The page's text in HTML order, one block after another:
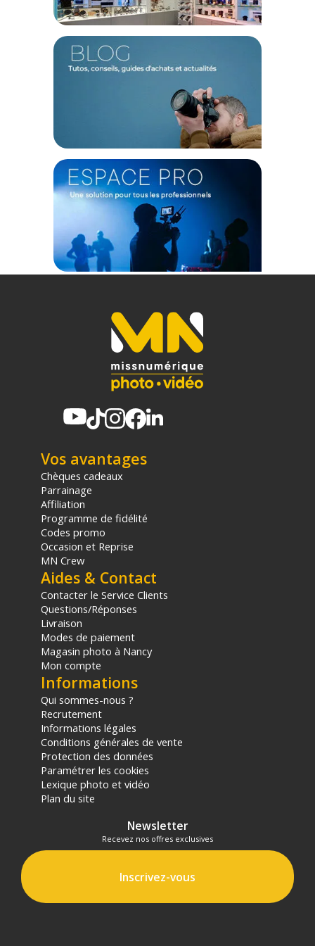
(2) Nombre de points Fidélité estimés, hors remises au panier, basé
sur le prix TTC en €, les points seront effectivement calculés dans le
Vos avantages
Chèques cadeaux
Parrainage
Affiliation
Programme de fidélité
Codes promo
Occasion et Reprise
MN Crew
Aides & Contact
Contacter le Service Clients
Questions/Réponses
Livraison
Modes de paiement
Magasin photo à Nancy
Mon compte
Informations
Qui sommes-nous ?
Recrutement
Informations légales
Conditions générales de vente
Protection des données
Paramétrer les cookies
Lexique photo et vidéo
Plan du site
Newsletter
Recevez nos offres exclusives
Inscrivez-vous